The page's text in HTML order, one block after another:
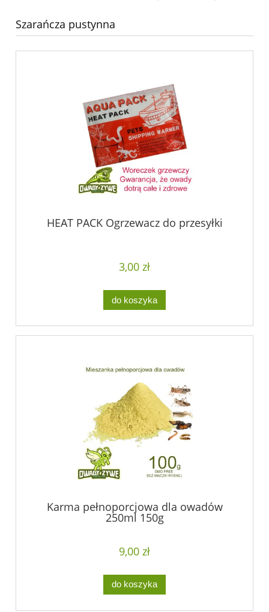
Szarańcza pustynna
HEAT PACK Ogrzewacz do przesyłki
3,00 zł
do koszyka
Karma pełnoporcjowa dla owadów
250ml 150g
9,00 zł
do koszyka